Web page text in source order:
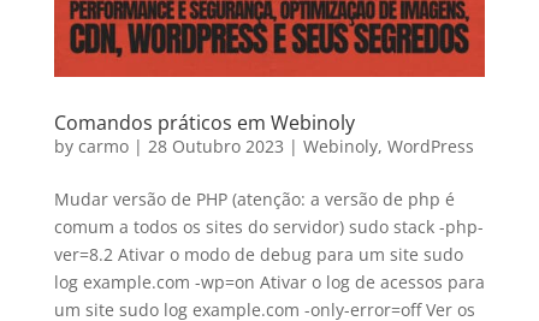
Comandos práticos em Webinoly
by carmo| 28 Outubro 2023 | Webinoly, WordPress
Mudar versão de PHP (atenção: a versão de php é
comum a todos os sites do servidor) sudo stack -php-
ver=8.2 Ativar o modo de debug para um site sudo
log example.com -wp=on Ativar o log de acessos para
um site sudo log example.com -only-error=off Ver os